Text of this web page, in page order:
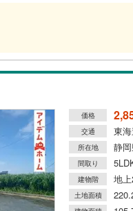
価格
交通 東
所在地 静
間取り
建物階 地
土地面積